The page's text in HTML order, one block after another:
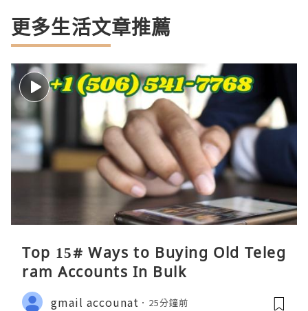
更多生活文章推薦
Top 15# Ways to Buying Old Teleg
ram Accounts In Bulk
gmail accounat 25分鐘前